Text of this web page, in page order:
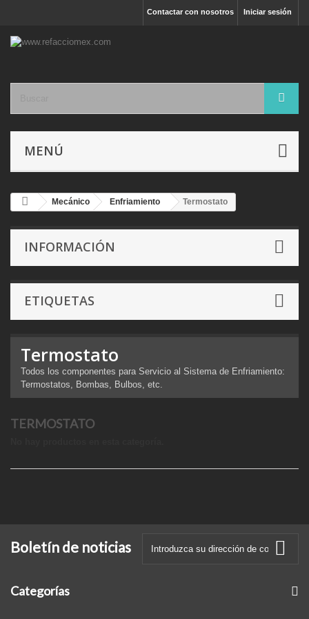
Iniciar sesión
Contactar con nosotros
MENÚ
Mecánico Enfriamiento Termostato
INFORMACIÓN
ETIQUETAS
Termostato
Todos los componentes para Servicio al Sistema de Enfriamiento:
Termostatos, Bombas, Bulbos, etc.
TERMOSTATO
Boletín de noticias
Categorías